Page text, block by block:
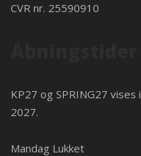
CVR nr. 25590910
KP27 og SPRING27 vises i
2027.
Mandag Lukket